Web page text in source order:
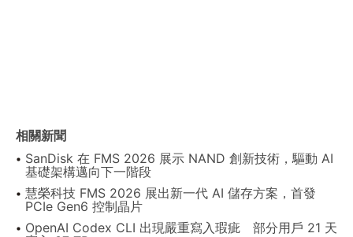
相關新聞
SanDisk 在 FMS 2026 展示 NAND 創新技術，驅動 AI
基礎架構邁向下一階段
慧榮科技 FMS 2026 展出新一代 AI 儲存方案，首發
PCIe Gen6 控制晶片
OpenAI Codex CLI 出現嚴重寫入瑕疵 部分用戶 21 天